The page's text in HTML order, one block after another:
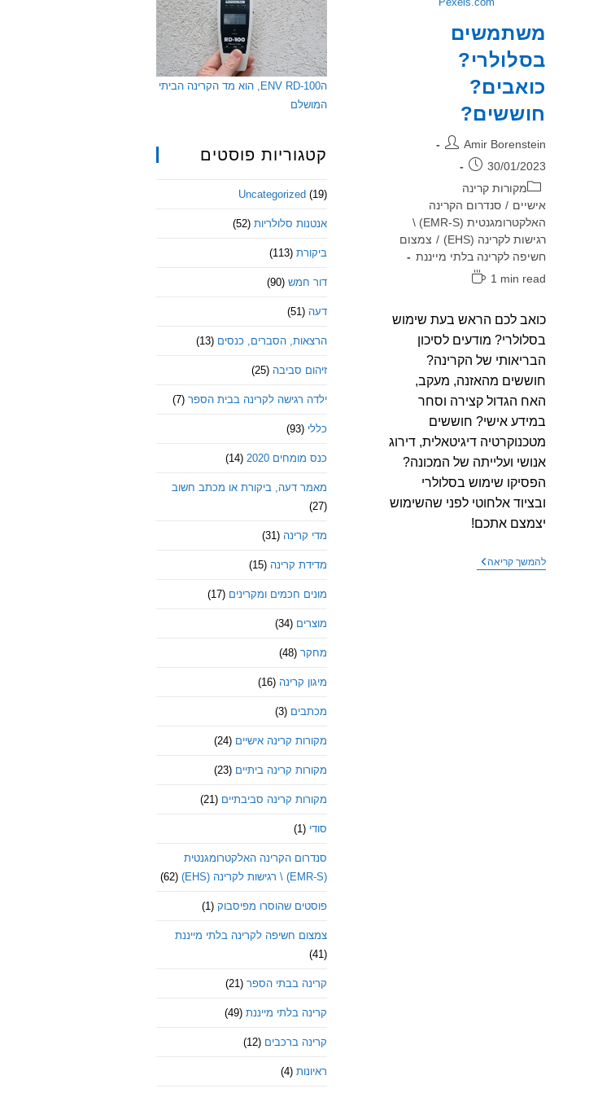
הENV RD-100, הוא מד הקרינה הביתי
המושלם
קטגוריות פוסטים
Uncategorized (19)
אנטנות סלולריות (52)
ביקורת (113)
דור חמש (90)
דעה (51)
הרצאות, הסברים, כנסים (13)
זיהום סביבה (25)
ילדה רגישה לקרינה בבית הספר (7)
כללי (93)
כנס מומחים 2020 (14)
מאמר דעה, ביקורת או מכתב חשוב
(27)
מדי קרינה (31)
מדידת קרינה (15)
מונים חכמים ומקרינים (17)
מוצרים (34)
מחקר (48)
מיגון קרינה (16)
מכתבים (3)
מקורות קרינה אישיים (24)
מקורות קרינה ביתיים (23)
מקורות קרינה סביבתיים (21)
סודי (1)
סנדרום הקרינה האלקטרומגנטית
(EMR-S) \ רגישות לקרינה (EHS)
(62)
פוסטים שהוסרו מפיסבוק (1)
צמצום חשיפה לקרינה בלתי מייננת
(41)
קרינה בבתי הספר (21)
קרינה בלתי מייננת (49)
קרינה ברכבים (12)
ראיונות (4)
משתמשים
בסלולרי?
כואבים?
חוששים?
מחבר:
Amir Borenstein
פורסם:
30/01/2023
קטגוריה:
מקורות קרינה
אישיים / סנדרום הקרינה
האלקטרומגנטית (EMR-S) \
רגישות לקרינה (EHS)
/ צמצום
חשיפה לקרינה בלתי מייננת
זמן
1 min read
כואב לכם הראש בעת שימוש
בסלולרי? מודעים לסיכון
הבריאותי של הקרינה?
חוששים מהאזנה, מעקב,
האח הגדול קצירה וסחר
במידע אישי? חוששים
מטכנוקרטיה דיגיטאלית, דירוג
אנושי ועלייתה של המכונה?
הפסיקו שימוש בסלולרי
ובציוד אלחוטי לפני שהשימוש
יצמצם אתכם!
להמשך קריאהמשתמשים